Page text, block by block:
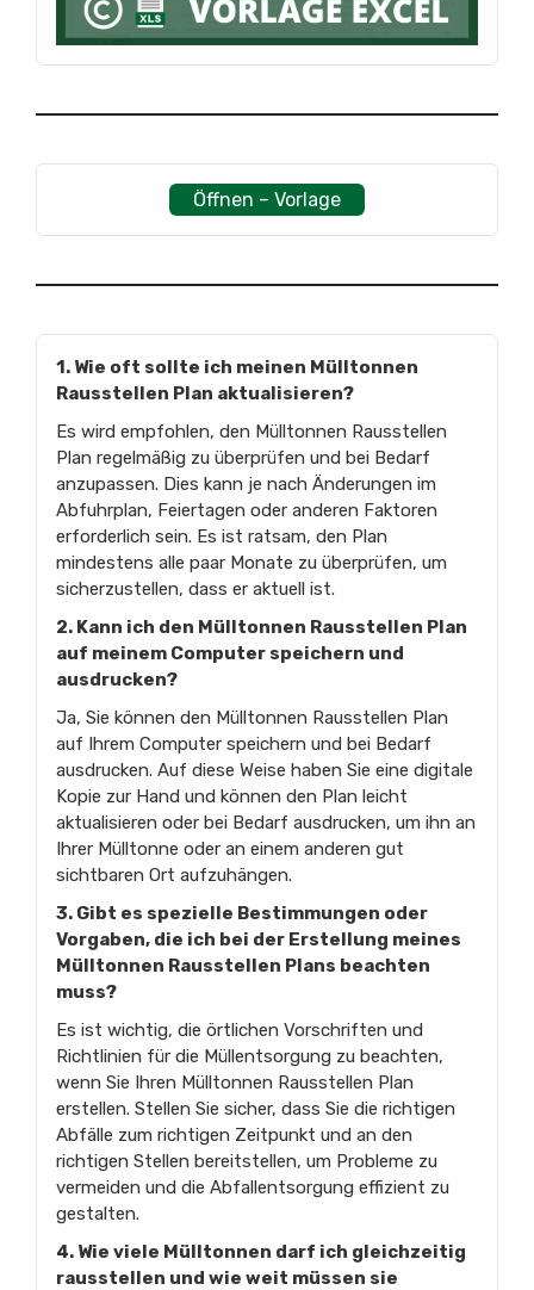
Öffnen – Vorlage
1. Wie oft sollte ich meinen Mülltonnen
Rausstellen Plan aktualisieren?
Es wird empfohlen, den Mülltonnen Rausstellen
Plan regelmäßig zu überprüfen und bei Bedarf
anzupassen. Dies kann je nach Änderungen im
Abfuhrplan, Feiertagen oder anderen Faktoren
erforderlich sein. Es ist ratsam, den Plan
mindestens alle paar Monate zu überprüfen, um
sicherzustellen, dass er aktuell ist.
2. Kann ich den Mülltonnen Rausstellen Plan
auf meinem Computer speichern und
ausdrucken?
Ja, Sie können den Mülltonnen Rausstellen Plan
auf Ihrem Computer speichern und bei Bedarf
ausdrucken. Auf diese Weise haben Sie eine digitale
Kopie zur Hand und können den Plan leicht
aktualisieren oder bei Bedarf ausdrucken, um ihn an
Ihrer Mülltonne oder an einem anderen gut
sichtbaren Ort aufzuhängen.
3. Gibt es spezielle Bestimmungen oder
Vorgaben, die ich bei der Erstellung meines
Mülltonnen Rausstellen Plans beachten
muss?
Es ist wichtig, die örtlichen Vorschriften und
Richtlinien für die Müllentsorgung zu beachten,
wenn Sie Ihren Mülltonnen Rausstellen Plan
erstellen. Stellen Sie sicher, dass Sie die richtigen
Abfälle zum richtigen Zeitpunkt und an den
richtigen Stellen bereitstellen, um Probleme zu
vermeiden und die Abfallentsorgung effizient zu
gestalten.
4. Wie viele Mülltonnen darf ich gleichzeitig
rausstellen und wie weit müssen sie